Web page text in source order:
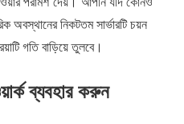
অবস্থানের নিকটতম সার্ভারটি চয়ন
গতি বাড়িয়ে তুলবে।
ব্যবহার করুন